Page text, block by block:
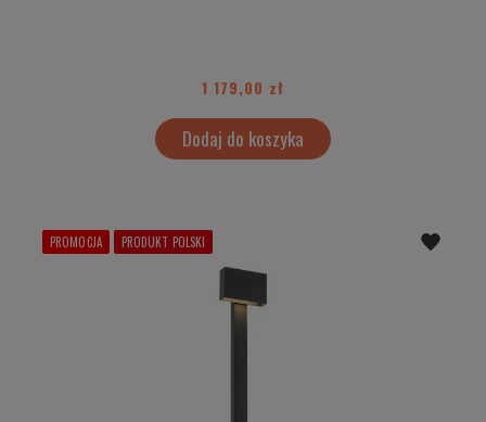
1 179,00 zł
Dodaj do koszyka
PROMOCJA PRODUKT POLSKI